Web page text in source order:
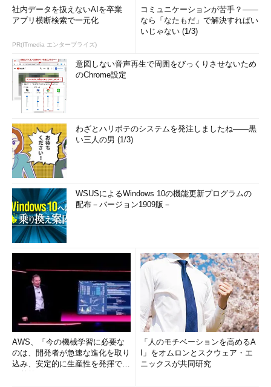
社内データを扱えないAIを卒業
アプリ横断検索で一元化
PR(ITmedia エンタープライズ)
コミュニケーションが苦手？――
なら「なたもだ」で解決すればい
いじゃない (1/3)
意図しない音声再生で周囲をびっくりさせないため
のChrome設定
わざとハリボテのシステムを発注しましたね――黒
い三人の男 (1/3)
WSUSによるWindows 10の機能更新プログラムの
配布－バージョン1909版－
AWS、「今の機械学習に必要な
のは、開発者が急速な進化を取り
込み、安定的に生産性を発揮でき
「人のモチベーションを高めるA
I」をオムロンとスクウェア・エ
ニックスが共同研究